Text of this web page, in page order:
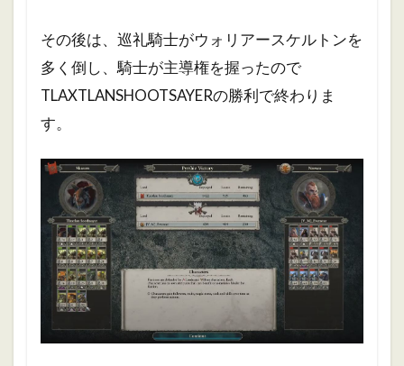
その後は、巡礼騎士がウォリアースケルトンを
多く倒し、騎士が主導権を握ったので
TLAXTLANSHOOTSAYERの勝利で終わりま
す。